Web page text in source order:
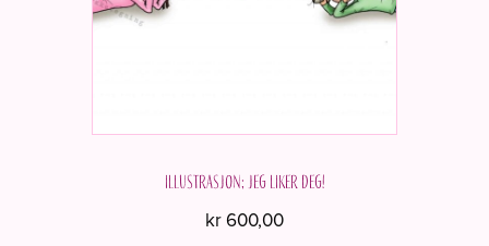
Illustrasjon; Jeg liker deg!
kr600,00